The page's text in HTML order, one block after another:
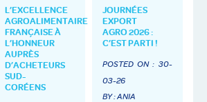
L’EXCELLENCE
AGROALIMENTAIRE
FRANÇAISE À
L’HONNEUR
AUPRÈS
D’ACHETEURS
SUD-
CORÉENS
JOURNÉES
EXPORT
AGRO 2026 :
C’EST PARTI !
POSTED ON : 30-
03-26
BY : ANIA